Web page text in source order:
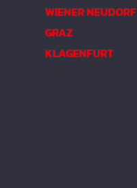
WIENER NEUDORF
GRAZ
KLAGENFURT